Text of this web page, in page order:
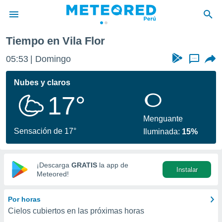
de
ha sido
calidad.
a este
las
y
digital
basada
Tiempo en Vila Flor
05:53 Domingo ...
Nubes y claros
17°
Sensación de 17°
Menguante
Iluminada: 15%
¡Descarga GRATIS la app de
Meteored!
Instalar
Por horas
Cielos cubiertos en las próximas horas